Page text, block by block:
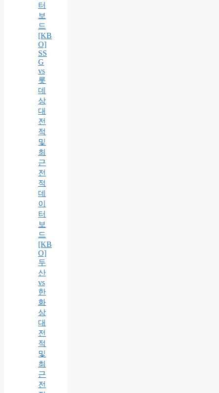
터
보
드
[KB
O]
SS
G
vs
롯
데
상
대
전
적
및
최
근
전
적
데
이
터
보
드
[KB
O]
두
산
vs
한
화
상
대
전
적
및
최
근
전